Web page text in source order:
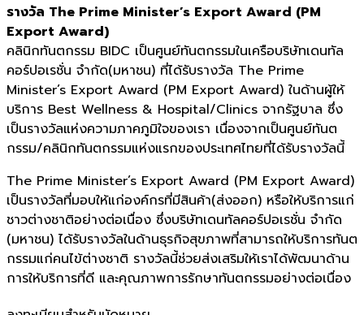
รางวัล The Prime Minister’s Export Award (PM
Export Award)
คลินิกทันตกรรม BIDC เป็นศูนย์ทันตกรรมในเครือบริษัทเดนทัล
คอร์ปอเรชั่น จำกัด(มหาชน) ที่ได้รับรางวัล The Prime
Minister’s Export Award (PM Export Award) ในด้านผู้ให้
บริการ Best Wellness & Hospital/Clinics จากรัฐบาล ซึ่ง
เป็นรางวัลแห่งความภาคภูมิใจของเรา เนื่องจากเป็นศูนย์ทันต
กรรม/คลินิกทันตกรรมแห่งแรกของประเทศไทยที่ได้รับรางวัลนี้
The Prime Minister’s Export Award (PM Export Award)
เป็นรางวัลที่มอบให้แก่องค์กรที่มีสินค้า(ส่งออก) หรือให้บริการแก่
ชาวต่างชาติอย่างต่อเนื่อง ซึ่งบริษัทเดนทัลคอร์ปอเรชั่น จำกัด
(มหาชน) ได้รับรางวัลในด้านธุรกิจสุขภาพที่สามารถให้บริการทันต
กรรมแก่คนไข้ต่างชาติ รางวัลนี้ช่วยส่งเสริมให้เราได้พัฒนาด้าน
การให้บริการที่ดี และคุณภาพการรักษาทันตกรรมอย่างต่อเนื่อง